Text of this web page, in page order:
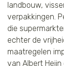
landbouw,
verpakkingen.
die
echter de
maatregelen
van Albert